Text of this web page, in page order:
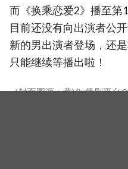
而《换乘恋爱2》播至第
目前还没有向出演者公
新的男出演者登场，还
只能继续等播出啦！
（封面图源：黄Viu煲剧平台